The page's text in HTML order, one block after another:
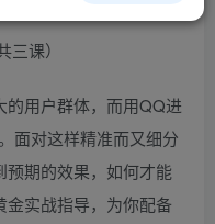
课）
用户群体，而用QQ进
面对这样精准而又细分
预期的效果，如何才能
实战指导，为你配备